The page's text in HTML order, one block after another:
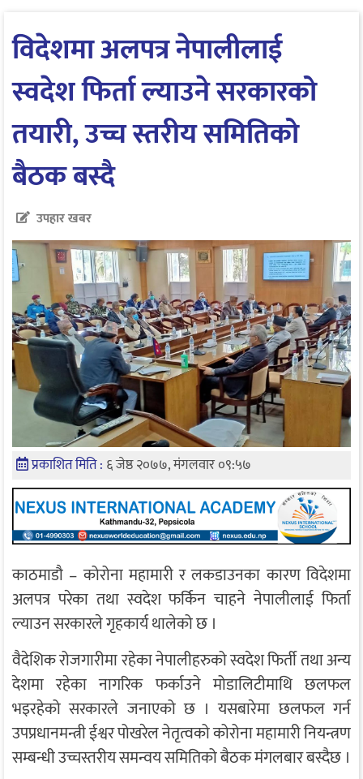
विदेशमा अलपत्र नेपालीलाई
स्वदेश फिर्ता ल्याउने सरकारको
तयारी, उच्च स्तरीय समितिको
बैठक बस्दै
उपहार खबर
प्रकाशित मिति : ६ जेष्ठ २०७७, मंगलवार ०९:५७
काठमाडौ – कोरोना महामारी र लकडाउनका कारण विदेशमा
अलपत्र परेका तथा स्वदेश फर्किन चाहने नेपालीलाई फिर्ता
ल्याउन सरकारले गृहकार्य थालेको छ ।
वैदेशिक रोजगारीमा रहेका नेपालीहरुको स्वदेश फिर्ती तथा अन्य
देशमा रहेका नागरिक फर्काउने मोडालिटीमाथि छलफल
भइरहेको सरकारले जनाएको छ । यसबारेमा छलफल गर्न
उपप्रधानमन्त्री ईश्वर पोखरेल नेतृत्वको कोरोना महामारी नियन्त्रण
सम्बन्धी उच्चस्तरीय समन्वय समितिको बैठक मंगलबार बस्दैछ ।